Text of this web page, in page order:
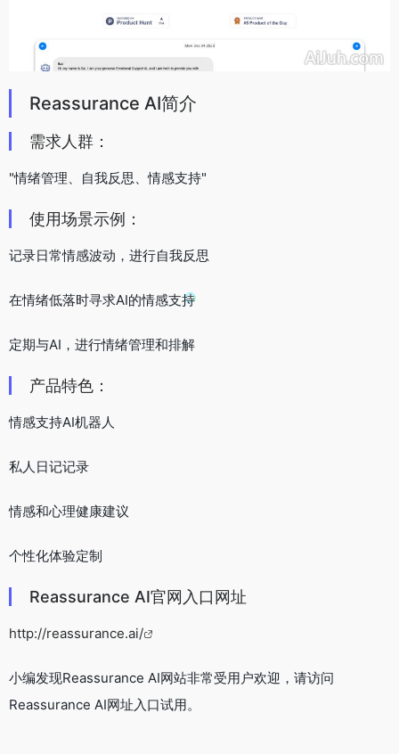
Reassurance AI简介
需求人群：
"情绪管理、自我反思、情感支持"
使用场景示例：
记录日常情感波动，进行自我反思
在情绪低落时寻求AI的情感支持
定期与AI，进行情绪管理和排解
产品特色：
情感支持AI机器人
私人日记记录
情感和心理健康建议
个性化体验定制
Reassurance AI官网入口网址
http://reassurance.ai/
小编发现Reassurance AI网站非常受用户欢迎，请访问
Reassurance AI网址入口试用。